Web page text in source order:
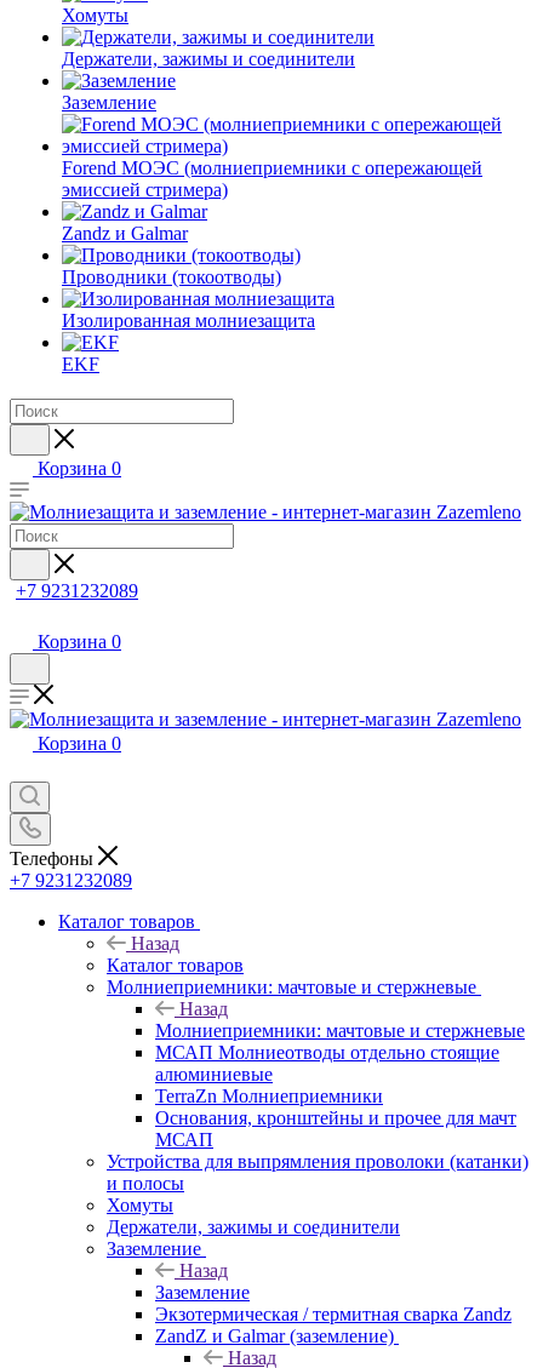
Хомуты
Держатели, зажимы и соединители
Заземление
Forend МОЭС (молниеприемники с опережающей
эмиссией стримера)
Zandz и Galmar
Проводники (токоотводы)
Изолированная молниезащита
EKF
Корзина 0
+7 9231232089
Корзина 0
Корзина 0
Телефоны
+7 9231232089
Каталог товаров
Назад
Каталог товаров
Молниеприемники: мачтовые и стержневые
Назад
Молниеприемники: мачтовые и стержневые
МСАП Молниеотводы отдельно стоящие
алюминиевые
TerraZn Молниеприемники
Основания, кронштейны и прочее для мачт
МСАП
Устройства для выпрямления проволоки (катанки)
и полосы
Хомуты
Держатели, зажимы и соединители
Заземление
Назад
Заземление
Экзотермическая / термитная сварка Zandz
ZandZ и Galmar (заземление)
Назад